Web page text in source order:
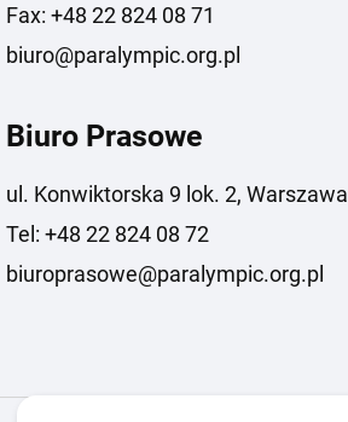
Fax: +48 22 824 08 71
biuro@paralympic.org.pl
Biuro Prasowe
ul. Konwiktorska 9 lok. 2, Warszawa
Tel: +48 22 824 08 72
biuroprasowe@paralympic.org.pl